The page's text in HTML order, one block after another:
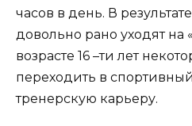
часов в день. В
довольно рано уходят
возрасте 16 –ти лет
переходить в
тренерскую карьеру.